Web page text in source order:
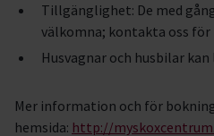
Tillgänglighet: De med
välkomna; kontakta oss
Husvagnar och husbilar
Mer information och för
hemsida: http://